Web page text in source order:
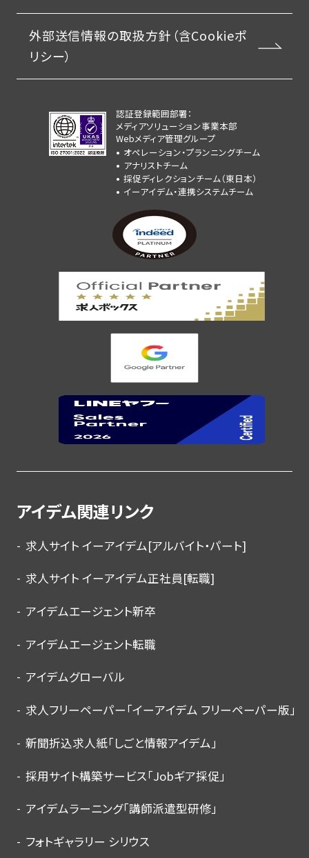
外部送信情報の取扱方針（含Cookieポ
リシー）
認証登録範囲部署：
メディアソリューション事業本部
Webメディア管理グループ
オペレーション・プランニングチーム
アナリストチーム
採促ディレクションチーム（東日本）
イーアイデム・連携システムチーム
アイデム関連リンク
求人サイト イーアイデム[アルバイト・パート]
求人サイト イーアイデム正社員[転職]
アイデムエージェント新卒
アイデムエージェント転職
アイデムグローバル
求人フリーペーパー「イーアイデム フリーペーパー版」
新聞折込求人紙「しごと情報アイデム」
採用サイト構築サービス「Jobギア採促」
アイデムラーニング「講師派遣型研修」
フォトギャラリー シリウス